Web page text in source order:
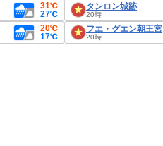
31℃
27℃
タンロン城跡
20時
20℃
17℃
フエ・グエン朝王宮
20時